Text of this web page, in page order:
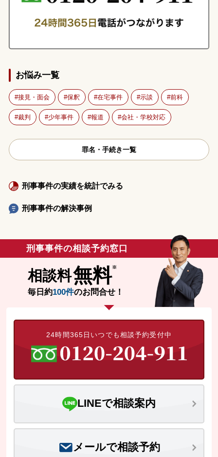
お悩み一覧
接見・面会 保釈 在宅事件 示談 前科
裁判 少年事件 報道 会社・学校対応
罪名・手続き一覧
刑事事件の実績を統計でみる
刑事事件の解決事例
刑事事件の相談予約窓口
相談料無料
毎日約100件のお問合せ！
24時間365日いつでも相談予約受付中
LINEで相談案内
メールで相談予約